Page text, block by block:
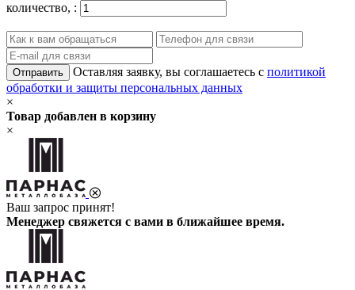
количество, :
Отправить Оставляя заявку, вы соглашаетесь с политикой
обработки и защиты персональных данных
×
Товар добавлен в корзину
×
Ваш запрос принят!
Менеджер свяжется с вами в ближайшее время.